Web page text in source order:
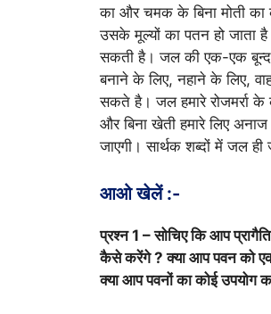
का और चमक के बिना मोती का
उसके मूल्यों का पतन हो जाता
सकती है। जल की एक-एक बून्द
बनाने के लिए, नहाने के लिए,
सकते है। जल हमारे रोजमर्रा
और बिना खेती हमारे लिए
जाएगी। सार्थक शब्दों में जल
आओ खेलें :-
प्रश्न 1 – सोचिए कि आप
कैसे करेंगे ? क्या आप पवन को
क्या आप पवनों का कोई उपयोग